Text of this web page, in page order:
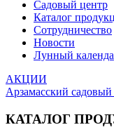
Садовый центр
Каталог
Сотрудничество
Новости
Лунный
АКЦИИ
Арзамасский садовый
КАТАЛОГ